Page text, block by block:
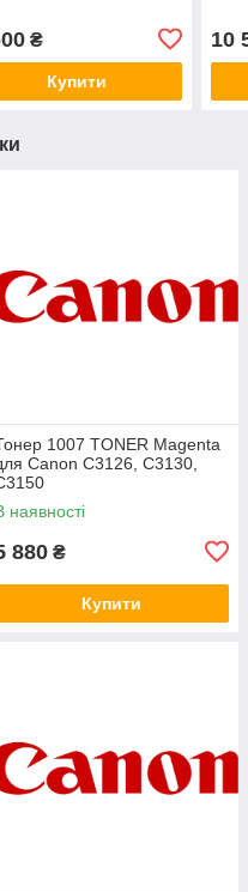
₴
Купити
10
1007 TONER Magenta
Canon C3126, C3130,
наявності
880 ₴
Купити